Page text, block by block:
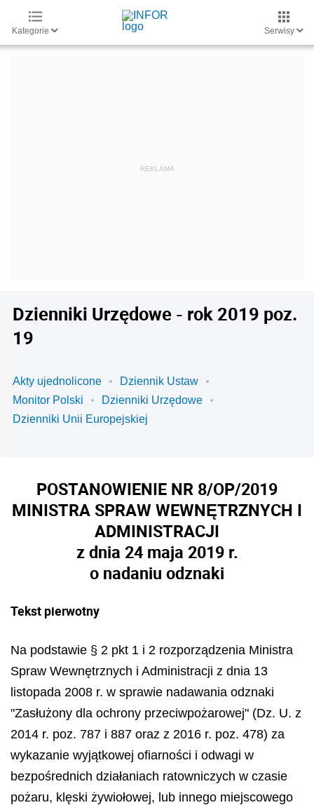
Kategorie Serwisy
Dzienniki Urzędowe - rok 2019 poz.
19
Akty ujednolicone
Dziennik Ustaw
Monitor Polski
Dzienniki Urzędowe
Dzienniki Unii Europejskiej
POSTANOWIENIE NR 8/OP/2019
MINISTRA SPRAW WEWNĘTRZNYCH I
ADMINISTRACJI
z dnia 24 maja 2019 r.
o nadaniu odznaki
Tekst pierwotny
Na podstawie § 2 pkt 1 i 2 rozporządzenia Ministra
Spraw Wewnętrznych i Administracji z dnia 13
listopada 2008 r. w sprawie nadawania odznaki
"Zasłużony dla ochrony przeciwpożarowej" (Dz. U. z
2014 r. poz. 787 i 887 oraz z 2016 r. poz. 478) za
wykazanie wyjątkowej ofiarności i odwagi w
bezpośrednich działaniach ratowniczych w czasie
pożaru, klęski żywiołowej, lub innego miejscowego